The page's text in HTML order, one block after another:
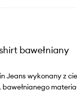
bawełniany
Jeans wykonany z